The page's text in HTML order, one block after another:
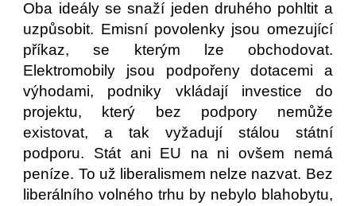
Oba ideály se snaží jeden druhého pohltit a
uzpůsobit. Emisní povolenky jsou omezující
příkaz, se kterým lze obchodovat.
Elektromobily jsou podpořeny dotacemi a
výhodami, podniky vkládají investice do
projektu, který bez podpory nemůže
existovat, a tak vyžadují stálou státní
podporu. Stát ani EU na ni ovšem nemá
peníze. To už liberalismem nelze nazvat. Bez
liberálního volného trhu by nebylo blahobytu,